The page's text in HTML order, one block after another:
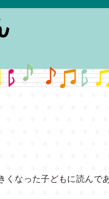
なった子どもに読んで